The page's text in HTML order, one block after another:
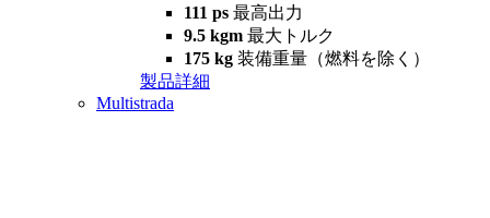
111 ps 最高出力
9.5 kgm 最大トルク
175 kg 装備重量（燃料を除く）
製品詳細
Multistrada